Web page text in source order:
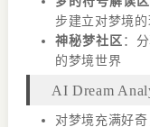
步建立对梦境
神秘梦社区 ：
的梦境世界
AI Dream
对梦境充满好